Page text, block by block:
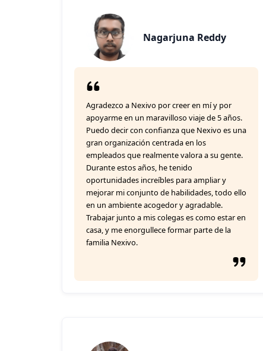
Nagarjuna Reddy
Agradezco a Nexivo por creer en mí y por
apoyarme en un maravilloso viaje de 5 años.
Puedo decir con confianza que Nexivo es una
gran organización centrada en los
empleados que realmente valora a su gente.
Durante estos años, he tenido
oportunidades increíbles para ampliar y
mejorar mi conjunto de habilidades, todo ello
en un ambiente acogedor y agradable.
Trabajar junto a mis colegas es como estar en
casa, y me enorgullece formar parte de la
familia Nexivo.